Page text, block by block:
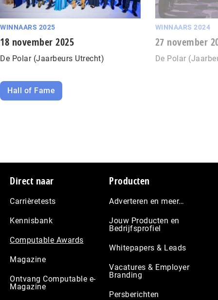
WINNAARS 2025
18 november 2025
De Polar (Jaarbeurs Utrecht)
WINNAARS 2024
27 november
De Polar
Hall of Fame
Footer
Direct naar
Carrièretests
Kennisbank
Computable Awards
Magazine
Ontvang Computable e-
Magazine
Producten
Adverteren en meer…
Jouw Producten en
Bedrijfsprofiel
Whitepapers & Leads
Vacatures & Employer
Branding
Persberichten